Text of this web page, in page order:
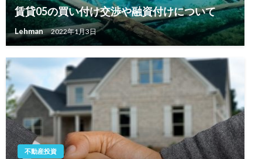
賃貸05の買い付け交渉や融資付けについて
Lehman 2022年1月3日
不動産投資